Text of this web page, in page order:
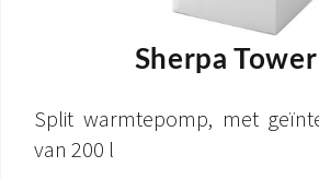
Sherpa Tower
Split warmtepomp, met
van 200 l